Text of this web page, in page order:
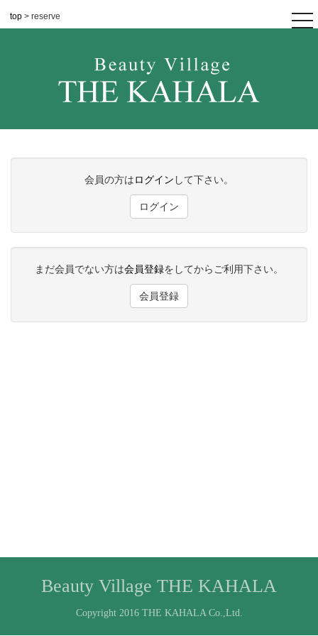
top > reserve
会員の方はログイン して下さい。
ログイン
まだ会員でない方は会員登録をしてからご利用下さい。
会員登録
Beauty Village THE KAHALA
Copyright 2016 THE KAHALA Co.,Ltd.